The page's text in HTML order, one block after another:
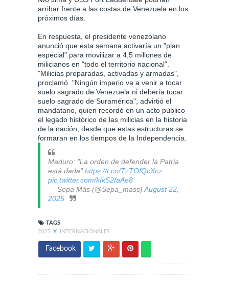
arribar frente a las costas de Venezuela en los
próximos días.
En respuesta, el presidente venezolano
anunció que esta semana activaría un "plan
especial" para movilizar a 4,5 millones de
milicianos en "todo el territorio nacional".
"Milicias preparadas, activadas y armadas",
proclamó. "Ningún imperio va a venir a tocar
suelo sagrado de Venezuela ni debería tocar
suelo sagrado de Suramérica", advirtió el
mandatario, quien recordó en un acto público
el legado histórico de las milicias en la historia
de la nación, desde que estas estructuras se
formaran en los tiempos de la Independencia.
Maduro: "La orden de defender la Patria
está dada"https://t.co/TzTOfQcXcz
pic.twitter.com/kIkS2faAe8
— Sepa Más (@Sepa_mass) August 22,
2025
TAGS
2025 X INTERNACIONALES
Facebook